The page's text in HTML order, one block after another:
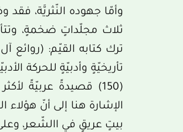
وأمّا جهوده النّثريَّة، فقد
تأريخيّةٍ وأدبيّةٍ للحركة
(150) قصيدةً عربيّةً
الإشارة هنا إلى أنّ هؤلاء
بيتٍ عريقٍ في االشّعر،